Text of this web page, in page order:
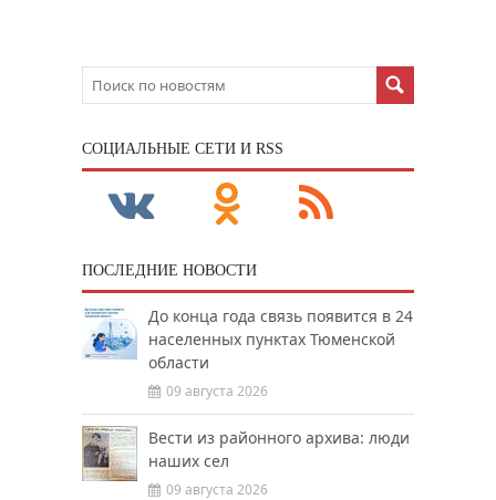
CОЦИАЛЬНЫЕ СЕТИ И RSS
ПОСЛЕДНИЕ НОВОСТИ
До конца года связь появится в 24
населенных пунктах Тюменской
области
09 августа 2026
Вести из районного архива: люди
наших сел
09 августа 2026